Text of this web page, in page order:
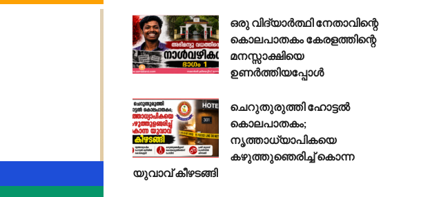
ഒരു വിദ്യാർത്ഥി നേതാവിന്റെ
കൊലപാതകം കേരളത്തിന്റെ
മനസ്സാക്ഷിയെ
ഉണർത്തിയപ്പോൾ
ചെറുതുരുത്തി ഹോട്ടൽ
കൊലപാതകം;
നൃത്താധ്യാപികയെ
കഴുത്തുഞെരിച്ച് കൊന്ന
യുവാവ് കീഴടങ്ങി